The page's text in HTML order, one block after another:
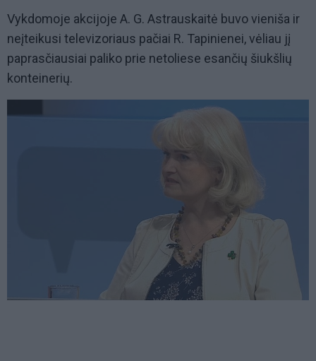
Vykdomoje akcijoje A. G. Astrauskaitė buvo vieniša ir
neįteikusi televizoriaus pačiai R. Tapinienei, vėliau jį
paprasčiausiai paliko prie netoliese esančių šiukšlių
konteinerių.